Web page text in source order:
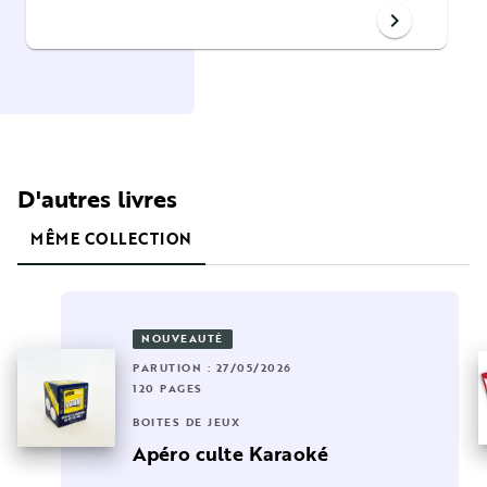
chevron_right
D'autres livres
MÊME COLLECTION
NOUVEAUTÉ
PARUTION : 27/05/2026
120 PAGES
BOÎTES DE JEUX
Apéro culte Karaoké